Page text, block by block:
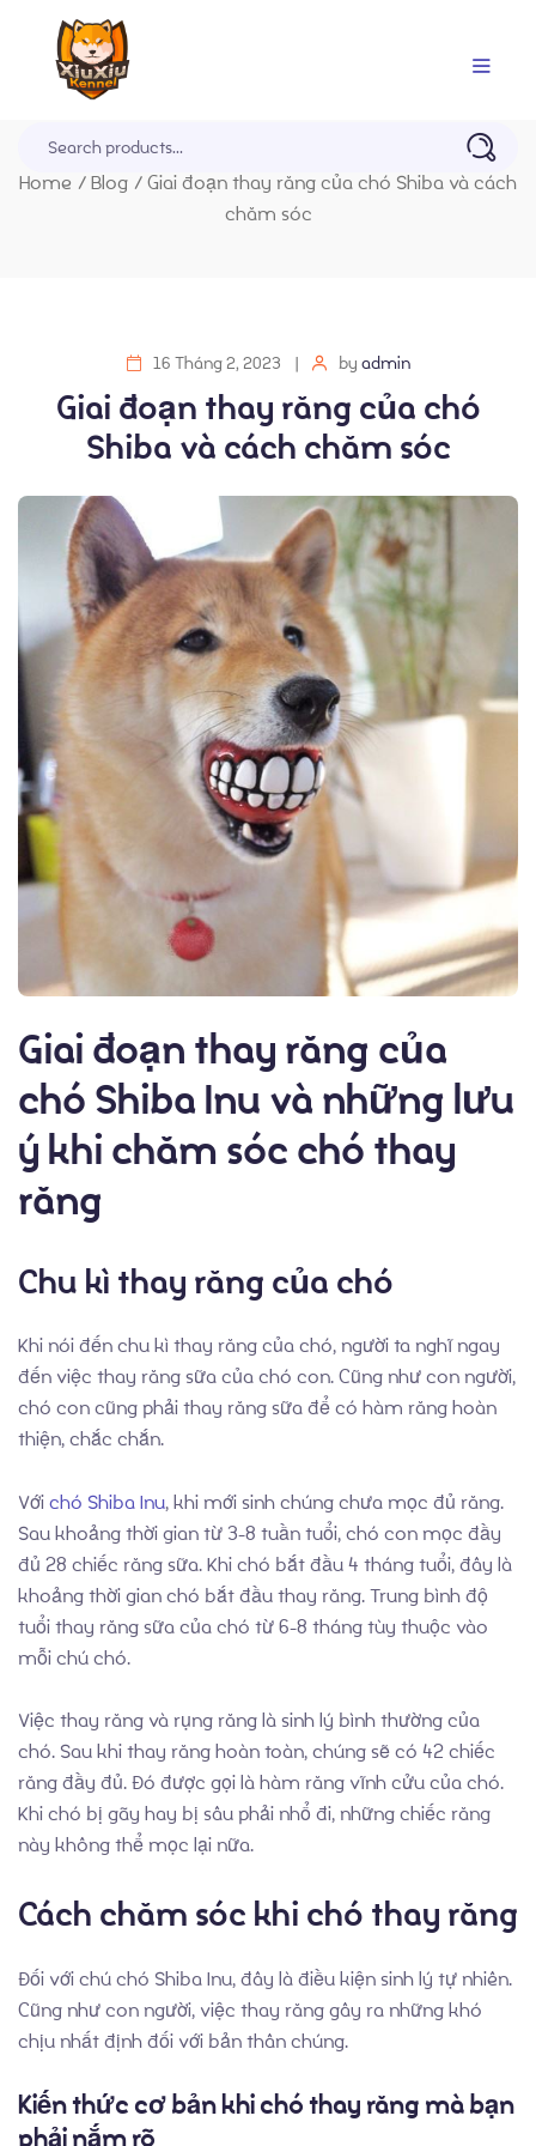
Trang Chủ
Về chúng tôi
Chó Shiba inu
Chó con có sẵn
Giới thiệu về chó Shiba Inu
Blog
Thành Tích
Home / Blog / Giai đoạn thay răng của chó Shiba và cách
chăm sóc
16 Tháng 2, 2023 by admin
Giai đoạn thay răng của chó
Shiba và cách chăm sóc
Giai đoạn thay răng của
chó Shiba Inu và những lưu
ý khi chăm sóc chó thay
răng
Chu kì thay răng của chó
Khi nói đến chu kì thay răng của chó, người ta nghĩ ngay
đến việc thay răng sữa của chó con. Cũng như con người,
chó con cũng phải thay răng sữa để có hàm răng hoàn
thiện, chắc chắn.
Vớichó Shiba Inu, khi mới sinh chúng chưa mọc đủ răng.
Sau khoảng thời gian từ 3-8 tuần tuổi, chó con mọc đầy
đủ 28 chiếc răng sữa. Khi chó bắt đầu 4 tháng tuổi, đây là
khoảng thời gian chó bắt đầu thay răng. Trung bình độ
tuổi thay răng sữa của chó từ 6-8 tháng tùy thuộc vào
mỗi chú chó.
Việc thay răng và rụng răng là sinh lý bình thường của
chó. Sau khi thay răng hoàn toàn, chúng sẽ có 42 chiếc
răng đầy đủ. Đó được gọi là hàm răng vĩnh cửu của chó.
Khi chó bị gãy hay bị sâu phải nhổ đi, những chiếc răng
này không thể mọc lại nữa.
Cách chăm sóc khi chó thay răng
Đối với chú chó Shiba Inu, đây là điều kiện sinh lý tự nhiên.
Cũng như con người, việc thay răng gây ra những khó
chịu nhất định đối với bản thân chúng.
Kiến thức cơ bản khi chó thay răng mà bạn
phải nắm rõ